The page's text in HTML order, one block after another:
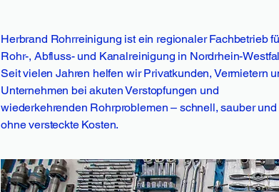
Herbrand Rohrreinigung ist ein regionaler Fachbetrieb
Rohr-, Abfluss- und Kanalreinigung in Nordrhein-
Seit vielen Jahren helfen wir Privatkunden, Vermietern
Unternehmen bei akuten Verstopfungen und
wiederkehrenden Rohrproblemen – schnell, sauber und
ohne versteckte Kosten.